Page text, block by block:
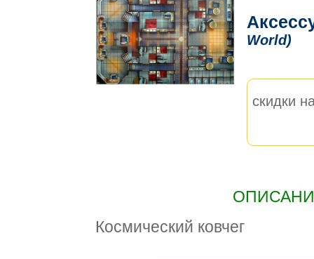
World)
скидки
Космический ковчег